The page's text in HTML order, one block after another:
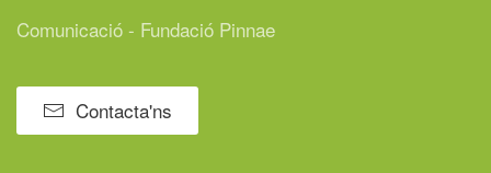
Comunicació - Fundació Pinnae
Contacta'ns